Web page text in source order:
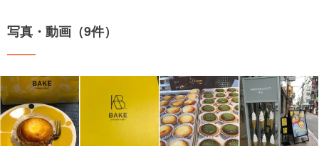
写真・動画（9件）